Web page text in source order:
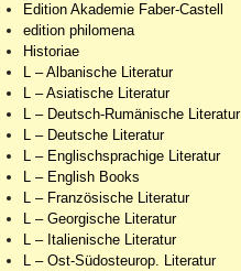
Edition Akademie Faber-Castell
edition philomena
Historiae
L – Albanische Literatur
L – Asiatische Literatur
L – Deutsch-Rumänische Literatur
L – Deutsche Literatur
L – Englischsprachige Literatur
L – English Books
L – Französische Literatur
L – Georgische Literatur
L – Italienische Literatur
L – Ost-Südosteurop. Literatur